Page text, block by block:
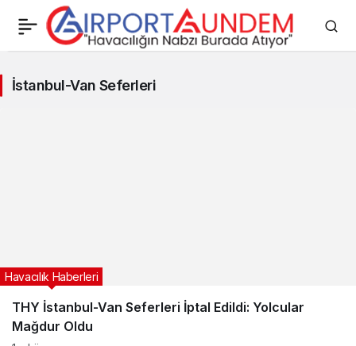
Van
İstanbul-Van Seferleri
THY İstanbul-Van Seferleri İptal Edildi: Yolcular
Mağdur Oldu
Havacılık Haberleri